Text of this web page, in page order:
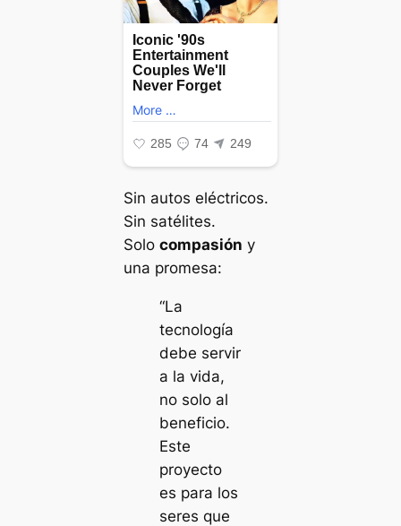
Sin autos eléctricos.
Sin satélites.
Solo compasión y
una promesa:
“La
tecnología
debe servir
a la vida,
no solo al
beneficio.
Este
proyecto
es para los
seres que